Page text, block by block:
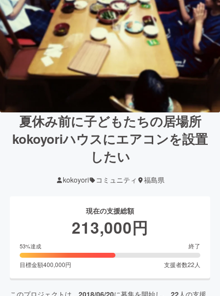
夏休み前に子どもたちの居場所
kokoyoriハウスにエアコンを設置
したい
kokoyori コミュニティ 福島県
現在の支援総額
213,000円
53%達成 終了
目標金額400,000円 支援者数22 人
このプロジェクトは、 2018/06/20に募集を開始し、 22人の支援